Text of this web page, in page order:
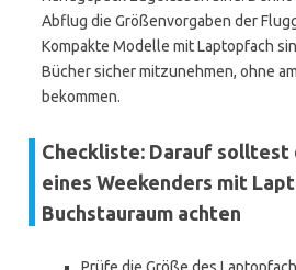
Abflug die Größenvorgaben der
Kompakte Modelle mit Laptopfach
Bücher sicher mitzunehmen, ohne
bekommen.
Checkliste: Darauf solltest
eines Weekenders mit
Buchstauraum achten